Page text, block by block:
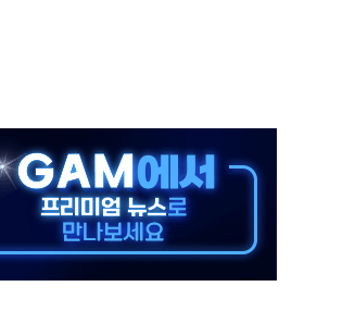
기 '환율 역풍' 우려
과시